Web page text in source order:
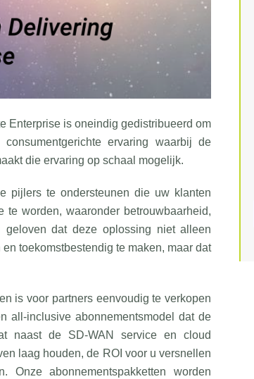
Enterprise is oneindig gedistribueerd om
ervaring waarbij de
die ervaring op schaal mogelijk.
pijlers te ondersteunen die uw klanten
worden, waaronder betrouwbaarheid,
geloven dat deze oplossing niet alleen
toekomstbestendig te maken, maar dat
is voor partners eenvoudig te verkopen
all-inclusive abonnementsmodel dat de
naast de SD-WAN service en cloud
laag houden, de ROI voor u versnellen
abonnementspakketten worden